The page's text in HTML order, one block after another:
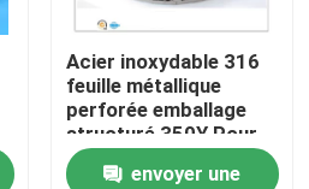
Acier inoxydable 316
feuille métallique
perforée emballage
structuré 350Y Pour
colonne de distillation
envoyer une